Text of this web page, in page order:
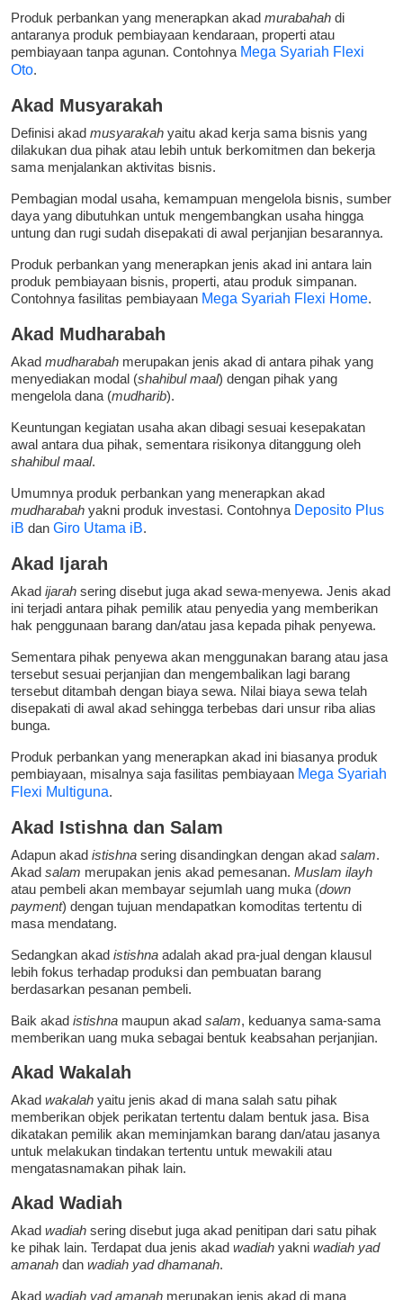
Produk perbankan yang menerapkan akad murabahah di
antaranya produk pembiayaan kendaraan, properti atau
pembiayaan tanpa agunan. Contohnya Mega Syariah Flexi
Oto.
Akad Musyarakah
Definisi akad musyarakah yaitu akad kerja sama bisnis yang
dilakukan dua pihak atau lebih untuk berkomitmen dan bekerja
sama menjalankan aktivitas bisnis.
Pembagian modal usaha, kemampuan mengelola bisnis, sumber
daya yang dibutuhkan untuk mengembangkan usaha hingga
untung dan rugi sudah disepakati di awal perjanjian besarannya.
Produk perbankan yang menerapkan jenis akad ini antara lain
produk pembiayaan bisnis, properti, atau produk simpanan.
Contohnya fasilitas pembiayaan Mega Syariah Flexi Home.
Akad Mudharabah
Akad mudharabah merupakan jenis akad di antara pihak yang
menyediakan modal (shahibul maal) dengan pihak yang
mengelola dana (mudharib).
Keuntungan kegiatan usaha akan dibagi sesuai kesepakatan
awal antara dua pihak, sementara risikonya ditanggung oleh
shahibul maal.
Umumnya produk perbankan yang menerapkan akad
mudharabah yakni produk investasi. Contohnya Deposito Plus
iB dan Giro Utama iB.
Akad Ijarah
Akad ijarah sering disebut juga akad sewa-menyewa. Jenis akad
ini terjadi antara pihak pemilik atau penyedia yang memberikan
hak penggunaan barang dan/atau jasa kepada pihak penyewa.
Sementara pihak penyewa akan menggunakan barang atau jasa
tersebut sesuai perjanjian dan mengembalikan lagi barang
tersebut ditambah dengan biaya sewa. Nilai biaya sewa telah
disepakati di awal akad sehingga terbebas dari unsur riba alias
bunga.
Produk perbankan yang menerapkan akad ini biasanya produk
pembiayaan, misalnya saja fasilitas pembiayaan Mega Syariah
Flexi Multiguna.
Akad Istishna dan Salam
Adapun akad istishna sering disandingkan dengan akad salam.
Akad salam merupakan jenis akad pemesanan. Muslam ilayh
atau pembeli akan membayar sejumlah uang muka (down
payment) dengan tujuan mendapatkan komoditas tertentu di
masa mendatang.
Sedangkan akad istishna adalah akad pra-jual dengan klausul
lebih fokus terhadap produksi dan pembuatan barang
berdasarkan pesanan pembeli.
Baik akad istishna maupun akad salam, keduanya sama-sama
memberikan uang muka sebagai bentuk keabsahan perjanjian.
Akad Wakalah
Akad wakalah yaitu jenis akad di mana salah satu pihak
memberikan objek perikatan tertentu dalam bentuk jasa. Bisa
dikatakan pemilik akan meminjamkan barang dan/atau jasanya
untuk melakukan tindakan tertentu untuk mewakili atau
mengatasnamakan pihak lain.
Akad Wadiah
Akad wadiah sering disebut juga akad penitipan dari satu pihak
ke pihak lain. Terdapat dua jenis akad wadiah yakni wadiah yad
amanah dan wadiah yad dhamanah.
Akad wadiah yad amanah merupakan jenis akad di mana